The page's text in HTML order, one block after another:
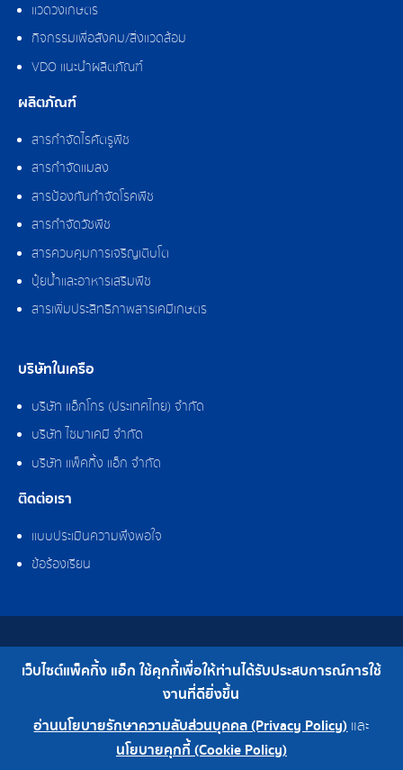
แวดวงเกษตร
กิจกรรมเพื่อสังคม/สิ่งแวดล้อม
VDO แนะนำผลิตภัณฑ์
ผลิตภัณฑ์
สารกำจัดไรศัตรูพืช
สารกำจัดแมลง
สารป้องกันกำจัดโรคพืช
สารกำจัดวัชพืช
สารควบคุมการเจริญเติบโต
ปุ๋ยน้ำและอาหารเสริมพืช
สารเพิ่มประสิทธิภาพสารเคมีเกษตร
บริษัทในเครือ
บริษัท แอ็กโกร (ประเทศไทย) จำกัด
บริษัท ไซมาเคมี จำกัด
บริษัท แพ็คกิ้ง แอ็ก จำกัด
ติดต่อเรา
แบบประเมินความพึงพอใจ
ข้อร้องเรียน
สงวนลิขสิทธิ์ © 2562 บริษัท แพ็คกิ้ง แอ็ก จำกัด
เบอร์โทร : 0-2308-2102 | โทรสาร : 0-2308-2487
เว็บไซต์แพ็คกิ้ง แอ็ก ใช้คุกกี้เพื่อให้ท่านได้รับประสบการณ์การใช้
งานที่ดียิ่งขึ้น
อ่านนโยบายรักษาความลับส่วนบุคคล (Privacy Policy) และ
นโยบายคุกกี้ (Cookie Policy)
0-2308-2102
โรงงาน 0-2324-0515-6